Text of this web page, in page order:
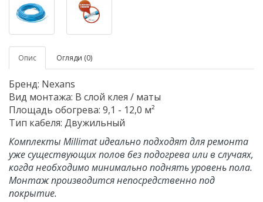
Опис Огляди (0)
Бренд: Nexans
Вид монтажа: В слой клея / маты
Площадь обогрева: 9,1 - 12,0 м²
Тип кабеля: Двужильный
Комплекты Millimat идеально подходят для ремонта
уже существующих полов без подогрева или в случаях,
когда необходимо минимально поднять уровень пола.
Монтаж производится непосредственно под
покрытие.